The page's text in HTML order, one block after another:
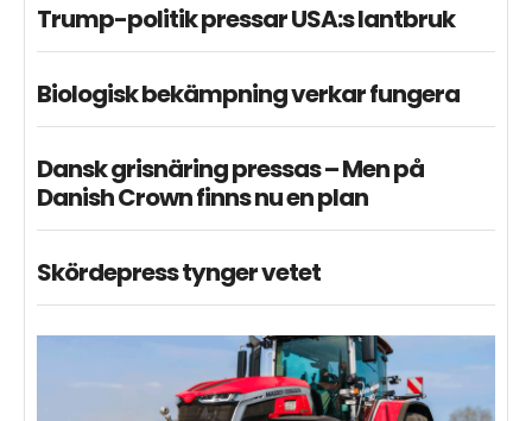
Trump-politik pressar USA:s lantbruk
Biologisk bekämpning verkar fungera
Dansk grisnäring pressas – Men på
Danish Crown finns nu en plan
Skördepress tynger vetet